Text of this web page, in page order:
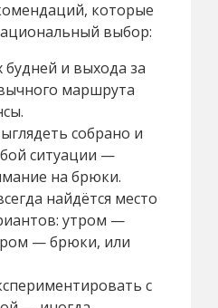
которые
выбор:
и выхода за
маршрута
собрано и
ситуации —
на брюки.
найдётся место
утром —
— брюки, или
с